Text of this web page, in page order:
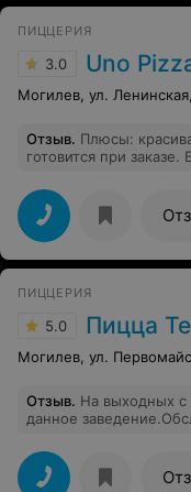
ПИЦЦЕРИЯ
3.0 Uno
Могилев, ул.
Отзыв. Плюсы:
готовится при заказе.
разогревается в печи.
теплый, но уже
нож с ним не
теплым. Из свежего в
Официант не смог
получили его, когда
убран и очень воняет
ПИЦЦЕРИЯ
5.0 Пицца
Могилев, ул.
Отзыв. На выходных с
данное
покушать,персонал
быстро